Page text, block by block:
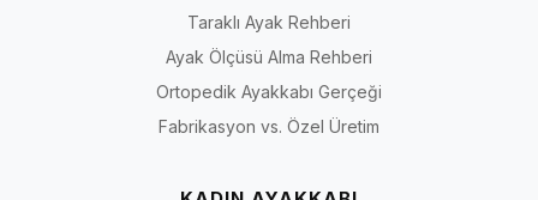
Taraklı Ayak Rehberi
Ayak Ölçüsü Alma Rehberi
Ortopedik Ayakkabı Gerçeği
Fabrikasyon vs. Özel Üretim